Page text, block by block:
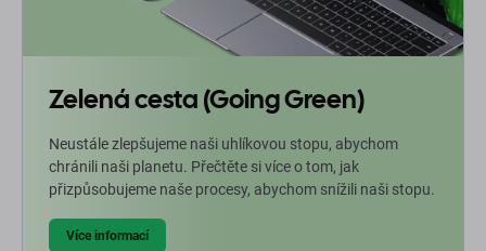
Zelená cesta (Going Green)
Neustále zlepšujeme naši uhlíkovou stopu, abychom
chránili naši planetu. Přečtěte si více o tom, jak
přizpůsobujeme naše procesy, abychom snížili naši stopu.
Více informací